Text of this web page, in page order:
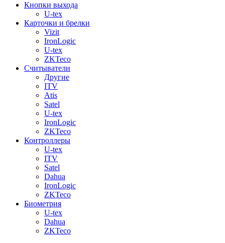
Кнопки выхода
U-tex
Карточки и брелки
Vizit
IronLogic
U-tex
ZKTeco
Считыватели
Другие
ITV
Atis
Satel
U-tex
IronLogic
ZKTeco
Контроллеры
U-tex
ITV
Satel
Dahua
IronLogic
ZKTeco
Биометрия
U-tex
Dahua
ZKTeco